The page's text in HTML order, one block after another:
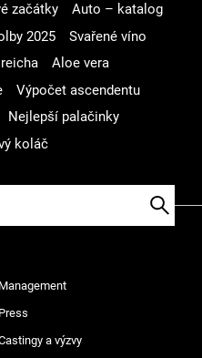
začátky
Auto – katalog
2025
Svařené víno
Aloe vera
Výpočet ascendentu
Nejlepší palačinky
koláč
Management
Press
a výzvy